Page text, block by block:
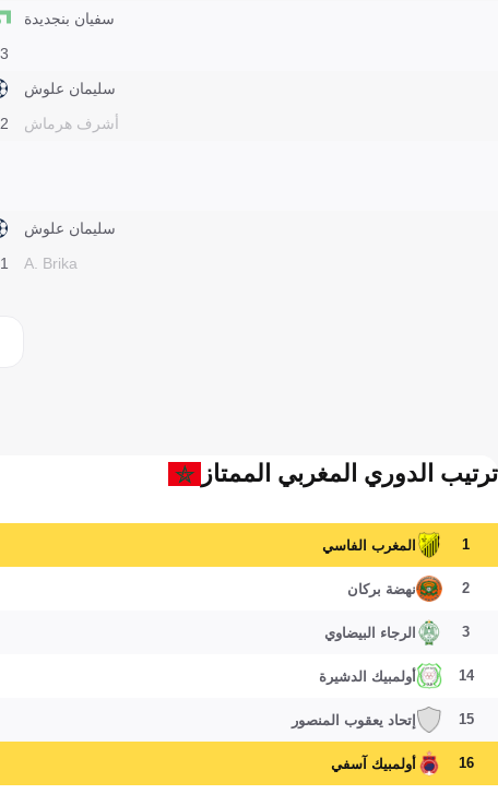
سفيان بنجديدة
سليمان علوش
أشرف هرماش
سليمان علوش
A. Brika
ترتيب الدوري المغربي الممتاز
1 المغرب الفاسي
2 نهضة بركان
3 الرجاء البيضاوي
14 أولمبيك الدشيرة
15 إتحاد يعقوب المنصور
16 أولمبيك آسفي